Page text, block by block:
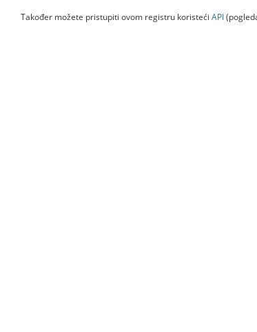
Također možete pristupiti ovom registru koristeći API